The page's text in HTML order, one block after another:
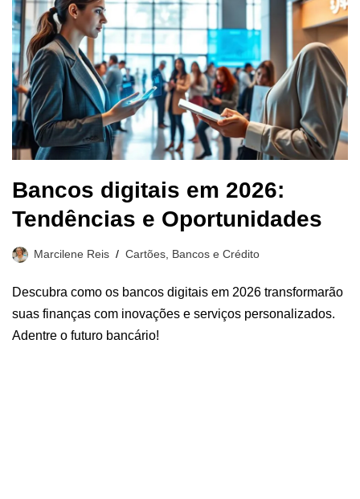
Bancos digitais em 2026:
Tendências e Oportunidades
Marcilene Reis Cartões, Bancos e Crédito
Descubra como os bancos digitais em 2026 transformarão
suas finanças com inovações e serviços personalizados.
Adentre o futuro bancário!